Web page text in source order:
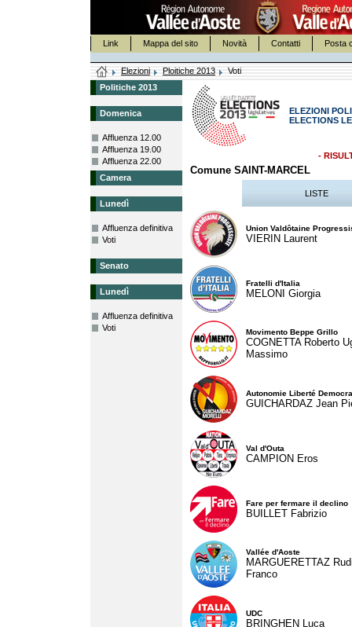
Link Mappa del sito Novità Contatti Posta
Elezioni Ploitiche 2013
Voti
Politiche 2013
Domenica
Affluenza 12.00
Affluenza 19.00
Affluenza 22.00
Camera
Lunedì
Affluenza definitiva
Voti
Senato
Lunedì
Affluenza definitiva
Voti
ELEZIONI
ELECTIONS
-
Comune SAINT-MARCEL
LISTE
Union Valdôtaine
VIERIN Laurent
Fratelli d'Italia
MELONI Giorgia
Movimento Beppe Grillo
COGNETTA Roberto
Massimo
Autonomie Liberté
GUICHARDAZ Jean
Val d'Outa
CAMPION Eros
Fare per fermare il declino
BUILLET Fabrizio
Vallée d'Aoste
MARGUERETTAZ
Franco
UDC
BRINGHEN Luca